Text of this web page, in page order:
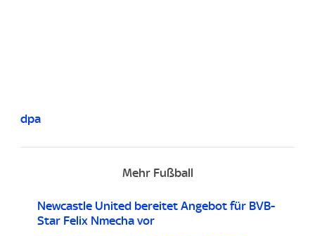
dpa
Mehr Fußball
Newcastle United bereitet Angebot für BVB-
Star Felix Nmecha vor